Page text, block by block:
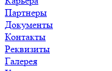
Партнеры
Документы
Контакты
Реквизиты
Галерея